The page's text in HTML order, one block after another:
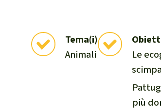
Tema(i)
Animali
Le
più